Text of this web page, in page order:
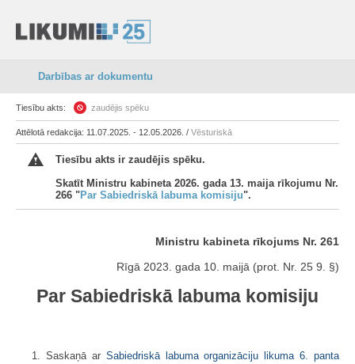
Darbības ar dokumentu
Tiesību akts: zaudējis spēku
Attēlotā redakcija: 11.07.2025. - 12.05.2026. / Vēsturiskā
Tiesību akts ir zaudējis spēku.
Skatīt Ministru kabineta 2026. gada 13. maija rīkojumu Nr.
266 "Par Sabiedriskā labuma komisiju".
Ministru kabineta rīkojums Nr. 261
Rīgā 2023. gada 10. maijā (prot. Nr. 25 9. §)
Par Sabiedriskā labuma komisiju
1. Saskaņā ar Sabiedriskā labuma organizāciju likuma 6. panta